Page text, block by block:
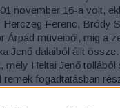
november 16-a volt,
Ferenc, Bródy
Árpád müveiből, mig a
Jenő dalaiból állt
Heltai Jenő tollából
fogadtatásban
Akkora volt a